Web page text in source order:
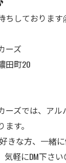
ちしております
ーズ
田町20
ーズでは、ア
す。
きな方、一緒
気軽にDM下さい